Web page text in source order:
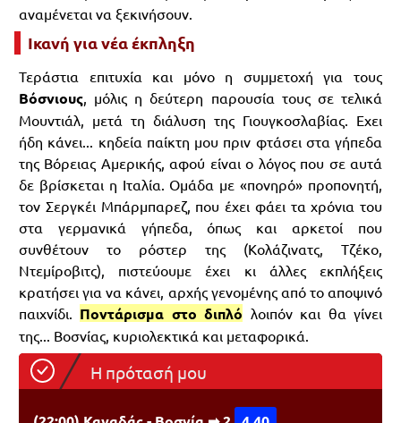
αναμένεται να ξεκινήσουν.
Ικανή για νέα έκπληξη
Τεράστια επιτυχία και μόνο η συμμετοχή για τους
Βόσνιους, μόλις η δεύτερη παρουσία τους σε τελικά
Μουντιάλ, μετά τη διάλυση της Γιουγκοσλαβίας. Εχει
ήδη κάνει... κηδεία παίκτη μου πριν φτάσει στα γήπεδα
της Βόρειας Αμερικής, αφού είναι ο λόγος που σε αυτά
δε βρίσκεται η Ιταλία. Ομάδα με «πονηρό» προπονητή,
τον Σεργκέι Μπάρμπαρεζ, που έχει φάει τα χρόνια του
στα γερμανικά γήπεδα, όπως και αρκετοί που
συνθέτουν το ρόστερ της (Κολάζινατς, Τζέκο,
Ντεμίροβιτς), πιστεύουμε έχει κι άλλες εκπλήξεις
κρατήσει για να κάνει, αρχής γενομένης από το αποψινό
παιχνίδι. Ποντάρισμα στο διπλό λοιπόν και θα γίνει
της... Βοσνίας, κυριολεκτικά και μεταφορικά.
Η πρότασή μου